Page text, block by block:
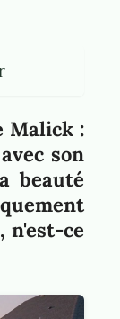
Malick :
son
beauté
n'est-ce